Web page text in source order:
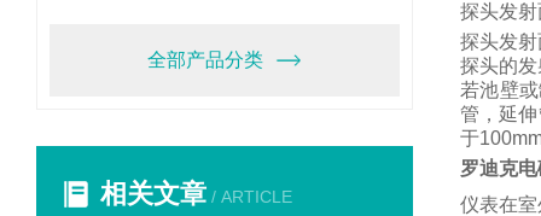
全部产品分类
相关文章 / ARTICLE
探头发
探头发
探头的
若池壁
管，延
于
罗迪克
仪表在